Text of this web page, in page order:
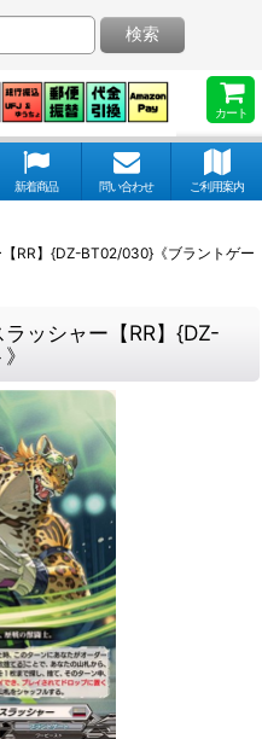
カート
検索
新着商品 問い合わせ ご利用案内
RR】{DZ-BT02/030}《ブラントゲー
ッシャー【RR】{DZ-